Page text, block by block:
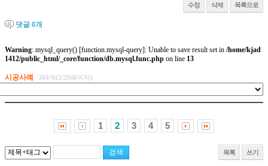
수정 삭제 목록으로
댓글 0개
Warning: mysql_query() [function.mysql-query]: Unable to save result set in /home/kjad
1412/public_html/_core/function/db.mysql.func.php on line 13
시공사례 384개(2/20페이지)
1 2 3 4 5
목록 쓰기